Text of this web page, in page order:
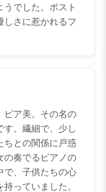
でした。ポスト
しさに惹かれるフ
ピア美。その名の
す。繊細で、少し
ちとの関係に戸惑
の奏でるピアノの
で、子供たちの心
っていました。